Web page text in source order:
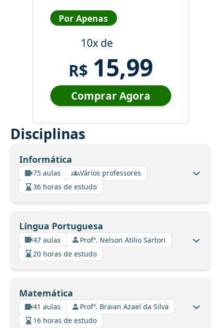
Por Apenas
10x de
R$ 15,99
Comprar Agora
Disciplinas
Informática
75 aulas
Vários professores
36 horas de estudo
Língua Portuguesa
47 aulas
Profº. Nelson Atilio Sartori
20 horas de estudo
Matemática
41 aulas
Profº. Braian Azael da Silva
16 horas de estudo